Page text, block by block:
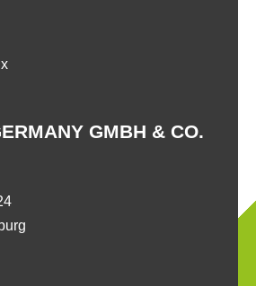
GMBH & CO.